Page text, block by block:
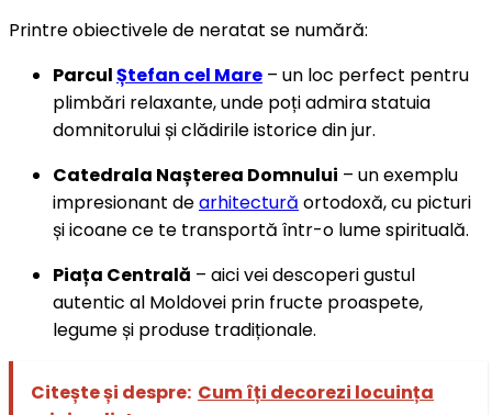
Printre obiectivele de neratat se numără:
ParculȘtefan cel Mare – un loc perfect pentru
plimbări relaxante, unde poți admira statuia
domnitorului și clădirile istorice din jur.
Catedrala Nașterea Domnului – un exemplu
impresionant dearhitectură ortodoxă, cu picturi
și icoane ce te transportă într-o lume spirituală.
Piața Centrală – aici vei descoperi gustul
autentic al Moldovei prin fructe proaspete,
legume și produse tradiționale.
Citește și despre: Cum îți decorezi locuința